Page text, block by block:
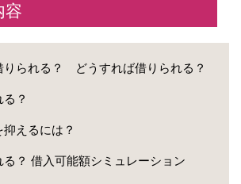
容
りられる？ どうすれば借りられる？
？
えるには？
？ 借入可能額シミュレーション